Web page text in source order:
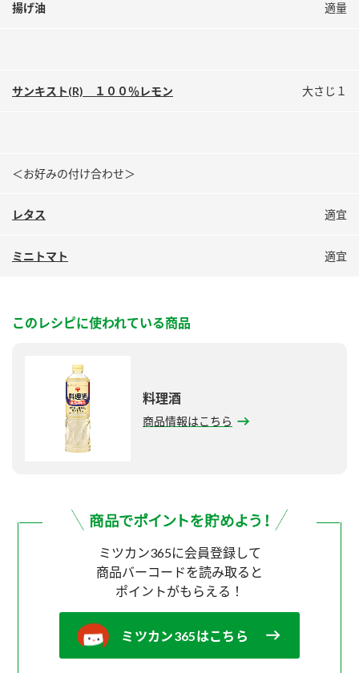
揚げ油 適量
サンキスト(R) １００％レモン 大さじ１
＜お好みの付け合わせ＞
レタス 適宜
ミニトマト 適宜
このレシピに使われている商品
料理酒
商品情報はこちら
ミツカン365に会員登録して
商品バーコードを読み取ると
ポイントがもらえる！
ミツカン365はこちら